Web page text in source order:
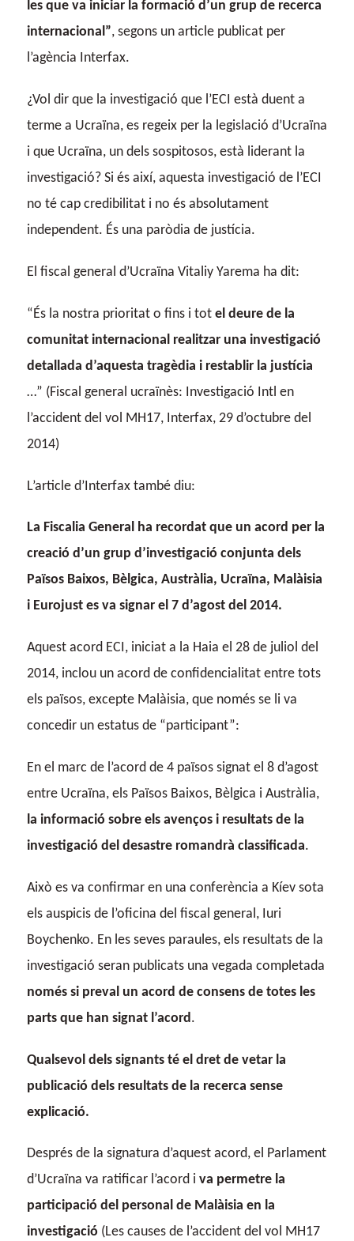
les que va iniciar la formació d’un grup de recerca
internacional”, segons un article publicat per
l’agència Interfax.
¿Vol dir que la investigació que l’ECI està duent a
terme a Ucraïna, es regeix per la legislació d’Ucraïna
i que Ucraïna, un dels sospitosos, està liderant la
investigació? Si és així, aquesta investigació de l’ECI
no té cap credibilitat i no és absolutament
independent. És una paròdia de justícia.
El fiscal general d’Ucraïna Vitaliy Yarema ha dit:
“És la nostra prioritat o fins i tot el deure de la
comunitat internacional realitzar una investigació
detallada d’aquesta tragèdia i restablir la justícia
…” (Fiscal general ucraïnès: Investigació Intl en
l’accident del vol MH17, Interfax, 29 d’octubre del
2014)
L’article d’Interfax també diu:
La Fiscalia General ha recordat que un acord per la
creació d’un grup d’investigació conjunta dels
Països Baixos, Bèlgica, Austràlia, Ucraïna, Malàisia
i Eurojust es va signar el 7 d’agost del 2014.
Aquest acord ECI, iniciat a la Haia el 28 de juliol del
2014, inclou un acord de confidencialitat entre tots
els països, excepte Malàisia, que només se li va
concedir un estatus de “participant”:
En el marc de l’acord de 4 països signat el 8 d’agost
entre Ucraïna, els Països Baixos, Bèlgica i Austràlia,
la informació sobre els avenços i resultats de la
investigació del desastre romandrà classificada.
Això es va confirmar en una conferència a Kíev sota
els auspicis de l’oficina del fiscal general, Iuri
Boychenko. En les seves paraules, els resultats de la
investigació seran publicats una vegada completada
només si preval un acord de consens de totes les
parts que han signat l’acord .
Qualsevol dels signants té el dret de vetar la
publicació dels resultats de la recerca sense
explicació.
Després de la signatura d’aquest acord, el Parlament
d’Ucraïna va ratificar l’acord i va permetre la
participació del personal de Malàisia en la
investigació (Les causes de l’accident del vol MH17